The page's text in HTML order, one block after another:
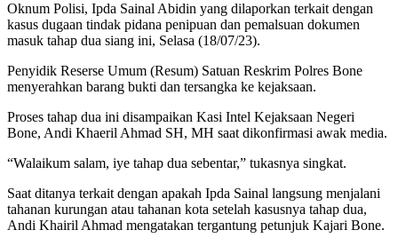
Oknum Polisi, Ipda Sainal Abidin yang dilaporkan terkait dengan
kasus dugaan tindak pidana penipuan dan pemalsuan dokumen
masuk tahap dua siang ini, Selasa (18/07/23).
Penyidik Reserse Umum (Resum) Satuan Reskrim Polres Bone
menyerahkan barang bukti dan tersangka ke kejaksaan.
Proses tahap dua ini disampaikan Kasi Intel Kejaksaan Negeri
Bone, Andi Khaeril Ahmad SH, MH saat dikonfirmasi awak media.
“Walaikum salam, iye tahap dua sebentar,” tukasnya singkat.
Saat ditanya terkait dengan apakah Ipda Sainal langsung menjalani
tahanan kurungan atau tahanan kota setelah kasusnya tahap dua,
Andi Khairil Ahmad mengatakan tergantung petunjuk Kajari Bone.